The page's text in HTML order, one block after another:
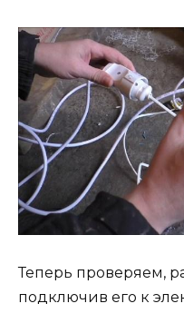
Теперь проверяем,
подключив его к